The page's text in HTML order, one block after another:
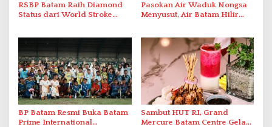
RSBP Batam Raih Diamond
Status dari World Stroke
Berstandar Internasional
Pasokan Air Waduk Nongsa
Menyusut, Air Batam Hilir
BP Batam Resmi Buka Batam
Prime International
Sambut HUT RI, Grand
Mercure Batam Centre Gelar